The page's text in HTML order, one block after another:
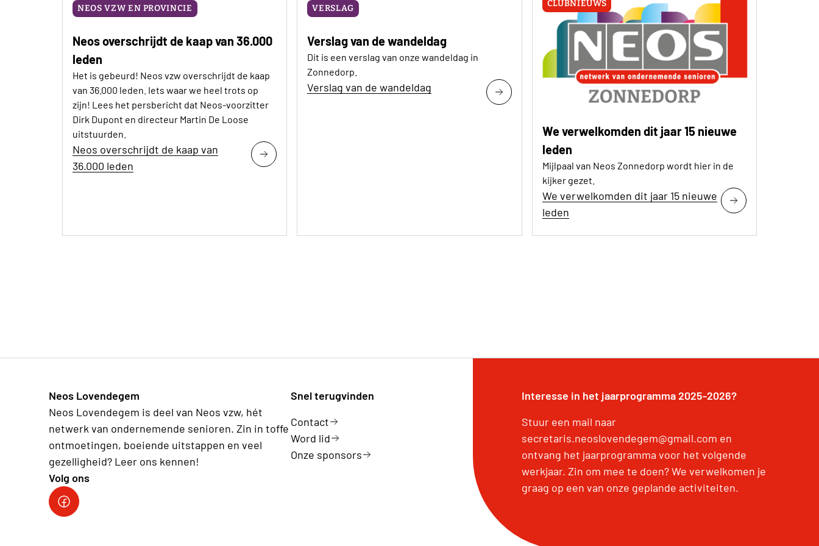
NEOS VZW EN PROVINCIE
Neos overschrijdt de kaap van 36.000
leden
Het is gebeurd! Neos vzw overschrijdt de kaap
van 36.000 leden. Iets waar we heel trots op
zijn! Lees het persbericht dat Neos-voorzitter
Dirk Dupont en directeur Martin De Loose
uitstuurden.
Neos overschrijdt de kaap van
36.000 leden
VERSLAG
Verslag van de wandeldag
Dit is een verslag van onze wandeldag in
Zonnedorp.
Verslag van de wandeldag
CLUBNIEUWS
We verwelkomden dit jaar 15 nieuwe
leden
Mijlpaal van Neos Zonnedorp wordt hier in de
kijker gezet.
We verwelkomden dit jaar 15 nieuwe
leden
Neos Lovendegem
Neos Lovendegem is deel van Neos vzw, hét
netwerk van ondernemende senioren. Zin in toffe
ontmoetingen, boeiende uitstappen en veel
gezelligheid? Leer ons kennen!
Volg ons
Facebook
Snel terugvinden
Contact
Word lid
Onze sponsors
Interesse in het jaarprogramma 2025-2026?
Stuur een mail naar
secretaris.neoslovendegem@gmail.com en
ontvang het jaarprogramma voor het volgende
werkjaar. Zin om mee te doen? We verwelkomen je
graag op een van onze geplande activiteiten.